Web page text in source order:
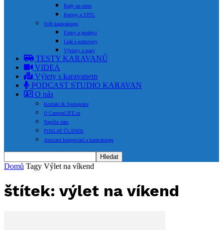
Rady na cestu
Kempy a STPL
Svět karavaningu
Firmy a prodejci
Lidé a rozhovory
Výstavy a srazy
TESTY KARAVANŮ
VIDEA
Výlety s karavanem
PODCAST STUDIO KARAVAN
O nás
Kontakt & Spolupráce
O CamperLIFE.cz
Napište nám
POSLAT ČLÁNEK
Asociace kempování a karavaningu
Domů Tagy Výlet na víkend
štítek: výlet na víkend